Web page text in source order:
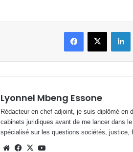
FacebookX
Lyonnel Mbeng Essone
Rédacteur en chef adjoint, je suis diplômé
cabinets juridiques avant de me lancer dans
spécialisé sur les questions sociétés,
WebsiteFacebook
X